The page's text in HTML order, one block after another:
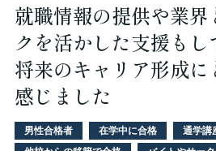
就職情報の提供や業
クを活かした支援もし
将来のキャリア形成に
感じました
男性合格者 在学中に合格
通学講